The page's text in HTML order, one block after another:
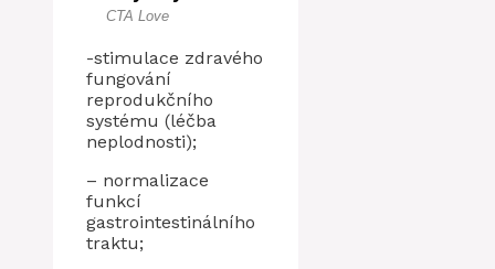
-stimulace zdravého
fungování
reprodukčního
systému (léčba
neplodnosti);
– normalizace
funkcí
gastrointestinálního
traktu;